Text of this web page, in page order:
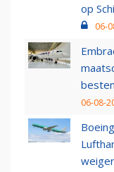
op
06-
06-08-